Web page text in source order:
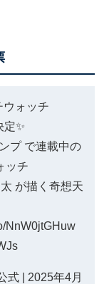
ウォッチ
✨
プで連載中の
ッチ
が描く奇想天
NnW0jtGHuw
式 | 2025年4月